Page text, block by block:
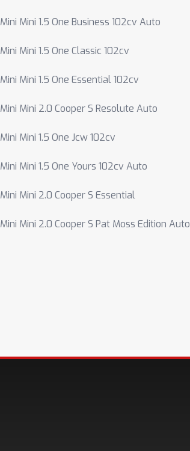
Mini Mini 1.5 One Business 102cv Auto
Mini Mini 1.5 One Classic 102cv
Mini Mini 1.5 One Essential 102cv
Mini Mini 2.0 Cooper S Resolute Auto
Mini Mini 1.5 One Jcw 102cv
Mini Mini 1.5 One Yours 102cv Auto
Mini Mini 2.0 Cooper S Essential
Mini Mini 2.0 Cooper S Pat Moss Edition Auto